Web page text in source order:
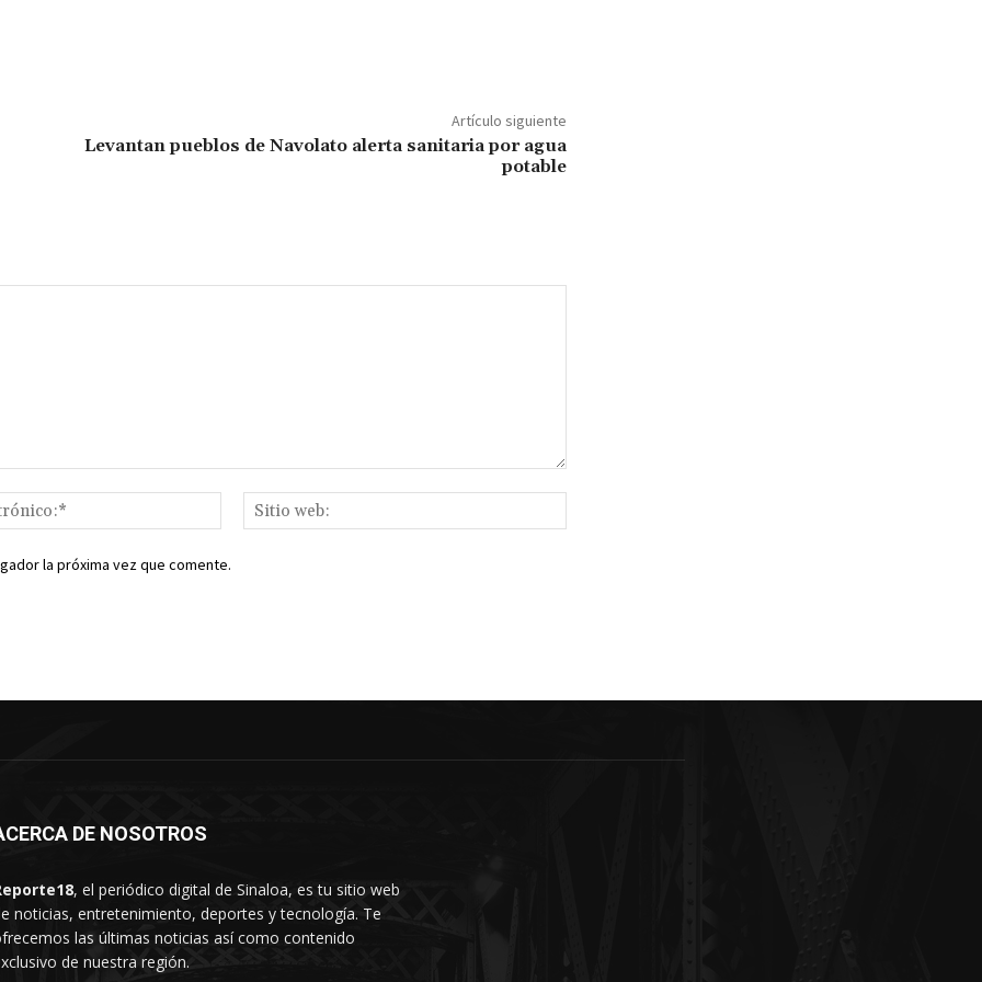
Artículo siguiente
Levantan pueblos de Navolato alerta sanitaria por agua
potable
Correo
electrónico:*
web:
la próxima vez que comente.
DE NOSOTROS
, el periódico digital de Sinaloa, es tu sitio web
noticias, entretenimiento, deportes y tecnología. Te
las últimas noticias así como contenido
de nuestra región.